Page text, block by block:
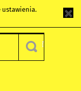
ustawienia.